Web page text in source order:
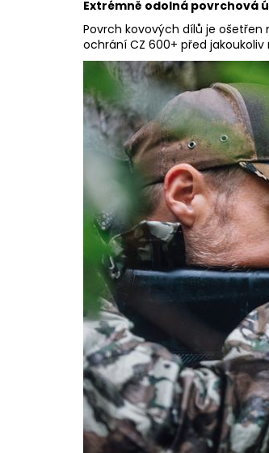
Extrémně odolná povrchová
Povrch kovových dílů je
ochrání CZ 600+ před jakoukoliv